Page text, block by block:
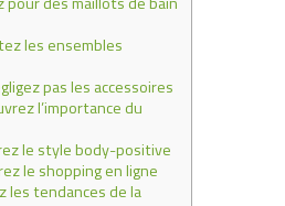
les ensembles
pas les accessoires
l’importance du
le style body-positive
le shopping en ligne
les tendances de la